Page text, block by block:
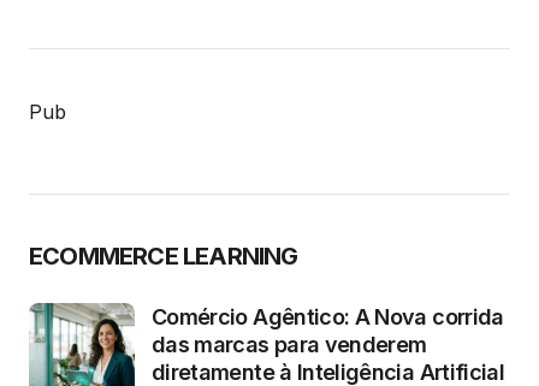
Pub
ECOMMERCE LEARNING
Comércio Agêntico: A Nova corrida
das marcas para venderem
diretamente à Inteligência Artificial